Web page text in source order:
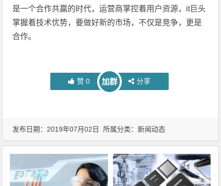
是一个合作共赢的时代，运营商掌控着用户资源，it巨头
掌握着技术优势，要做好新的市场，不仅是竞争，更是
合作。
赞 0 加群 分享
发布日期：2019年07月02日 所属分类：新闻动态